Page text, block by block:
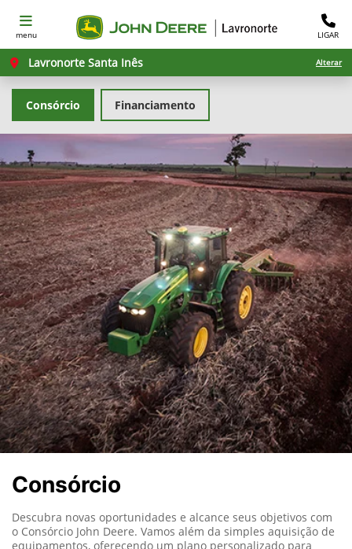
menu LIGAR
Lavronorte Santa Inês Alterar
Consórcio Financiamento
Consórcio
Descubra novas oportunidades e alcance seus objetivos com
o Consórcio John Deere. Vamos além da simples aquisição de
equipamentos, oferecendo um plano personalizado para